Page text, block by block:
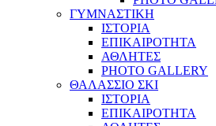
ΓΥΜΝΑΣΤΙΚΗ
ΙΣΤΟΡΙΑ
ΕΠΙΚΑΙΡΟΤΗΤΑ
ΑΘΛΗΤΕΣ
PHOTO GALLERY
ΘΑΛΑΣΣΙΟ ΣΚΙ
ΙΣΤΟΡΙΑ
ΕΠΙΚΑΙΡΟΤΗΤΑ